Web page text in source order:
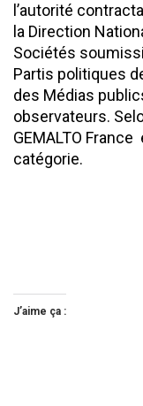
l’autorité
la Direction
Sociétés
Partis politiques
des Médias
observateurs.
GEMALTO
catégorie.
J’aime ça :